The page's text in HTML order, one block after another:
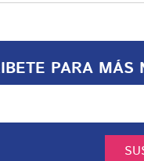
PARA MÁS